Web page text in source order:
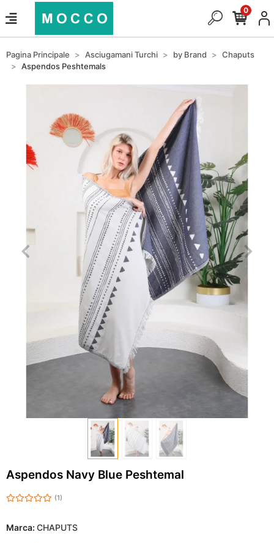
0
Pagina Principale Asciugamani Turchi by Brand
Chaputs
Aspendos Peshtemals
Aspendos Navy Blue Peshtemal
(1)
Marca: CHAPUTS